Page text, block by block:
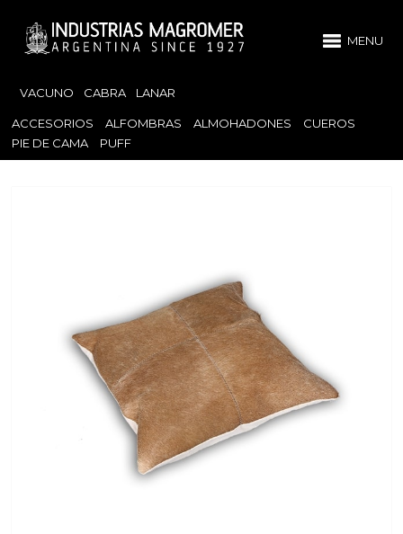
MENU
VACUNO CABRA LANAR
ACCESORIOS ALFOMBRAS ALMOHADONES
CUEROS
PIE DE CAMA
PUFF